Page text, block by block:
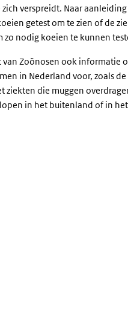
verspreidt. Naar
getest om te zien of de
zo nodig koeien te kunnen
van Zoönosen ook informatie
in Nederland voor, zoals
ziekten die muggen
in het buitenland of in